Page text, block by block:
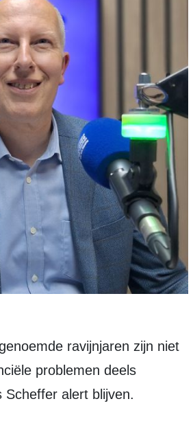
problemen deels
alert blijven.